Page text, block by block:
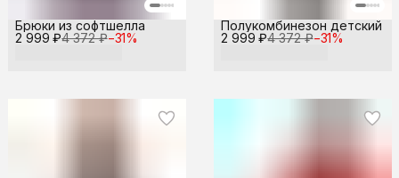
2 999 ₽4 372 ₽−31%
Брюки из софтшелла
2 999 ₽4 372 ₽−31%
Полукомбинезон детский